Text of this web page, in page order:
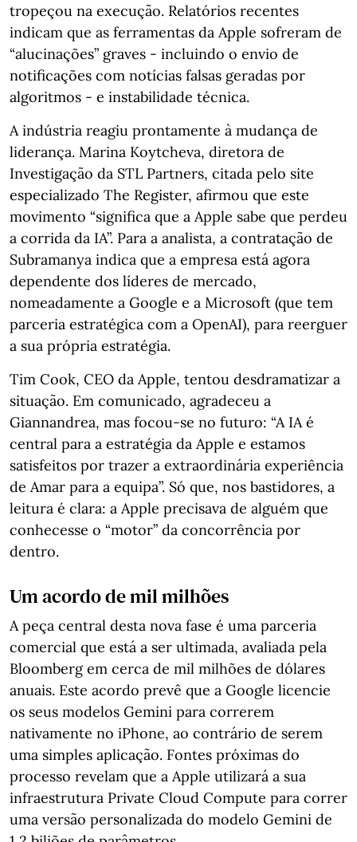
tropeçou na execução. Relatórios recentes
indicam que as ferramentas da Apple sofreram de
“alucinações” graves - incluindo o envio de
notificações com notícias falsas geradas por
algoritmos - e instabilidade técnica.
A indústria reagiu prontamente à mudança de
liderança. Marina Koytcheva, diretora de
Investigação da STL Partners, citada pelo site
especializado The Register, afirmou que este
movimento “significa que a Apple sabe que perdeu
a corrida da IA”. Para a analista, a contratação de
Subramanya indica que a empresa está agora
dependente dos líderes de mercado,
nomeadamente a Google e a Microsoft (que tem
parceria estratégica com a OpenAI), para reerguer
a sua própria estratégia.
Tim Cook, CEO da Apple, tentou desdramatizar a
situação. Em comunicado, agradeceu a
Giannandrea, mas focou-se no futuro: “A IA é
central para a estratégia da Apple e estamos
satisfeitos por trazer a extraordinária experiência
de Amar para a equipa”. Só que, nos bastidores, a
leitura é clara: a Apple precisava de alguém que
conhecesse o “motor” da concorrência por
dentro.
Um acordo de mil milhões
A peça central desta nova fase é uma parceria
comercial que está a ser ultimada, avaliada pela
Bloomberg em cerca de mil milhões de dólares
anuais. Este acordo prevê que a Google licencie
os seus modelos Gemini para correrem
nativamente no iPhone, ao contrário de serem
uma simples aplicação. Fontes próximas do
processo revelam que a Apple utilizará a sua
infraestrutura Private Cloud Compute para correr
uma versão personalizada do modelo Gemini de